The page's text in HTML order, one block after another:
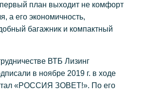
первый план выходит не комфорт
а его экономичность,
багажник и компактный
ВТБ Лизинг
в ноябре 2019 г. в ходе
«РОССИЯ ЗОВЕТ!». По его